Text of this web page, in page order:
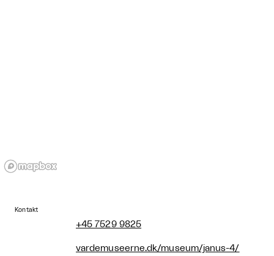
Kontakt
+45 7529 9825
vardemuseerne.dk/museum/janus-4/